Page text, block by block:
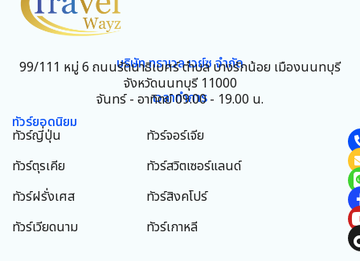
บริษัท ทราเวล เวย์ซ จำกัด
99/111 หมู่ 6 ถนนรัตนาธิเบศร์ ตำบล บางรักน้อย เมืองนนทบุรี
จังหวัดนนทบุรี 11000
เวลาทำการ
จันทร์ - อาทิตย์ 09.00 - 19.00 น.
ทัวร์ยอดนิยม
ทัวร์ญี่ปุ่น
ทัวร์ตุรเคีย
ทัวร์ฝรั่งเศส
ทัวร์เวียดนาม
ทัวร์จอร์เจีย
ทัวร์สวิตเซอร์แลนด์
ทัวร์สิงคโปร์
ทัวร์เกาหลี